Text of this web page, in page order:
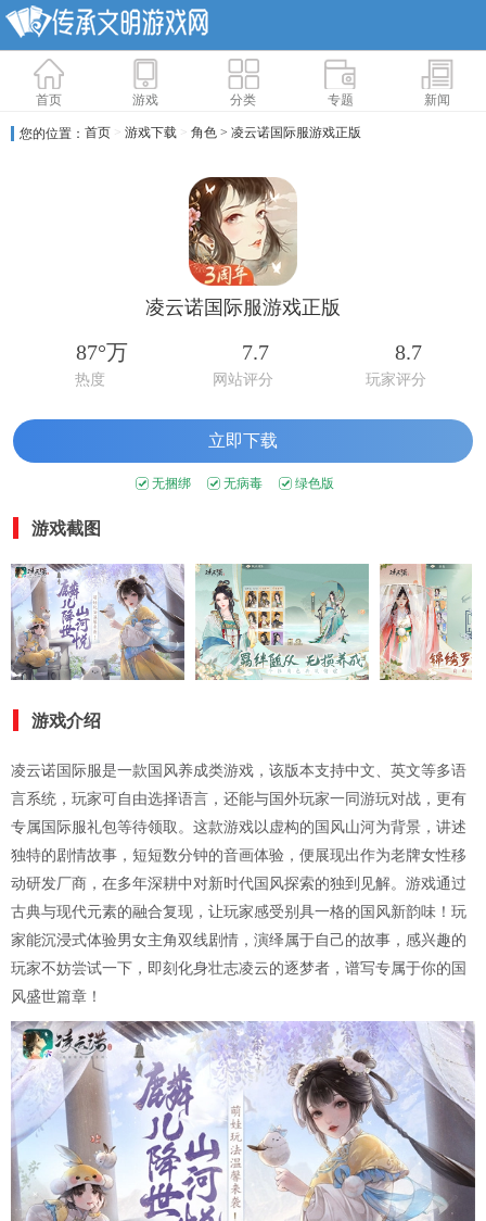
首页 游戏 分类 专题 新闻
您的位置： 首页 > 游戏下载 > 角色 > 凌云诺国际服游戏正版
凌云诺国际服游戏正版
87°万
热度
7.7
网站评分
8.7
玩家评分
立即下载
无捆绑 无病毒 绿色版
游戏截图
游戏介绍
凌云诺国际服是一款国风养成类游戏，该版本支持中文、英文等多语
言系统，玩家可自由选择语言，还能与国外玩家一同游玩对战，更有
专属国际服礼包等待领取。这款游戏以虚构的国风山河为背景，讲述
独特的剧情故事，短短数分钟的音画体验，便展现出作为老牌女性移
动研发厂商，在多年深耕中对新时代国风探索的独到见解。游戏通过
古典与现代元素的融合复现，让玩家感受别具一格的国风新韵味！玩
家能沉浸式体验男女主角双线剧情，演绎属于自己的故事，感兴趣的
玩家不妨尝试一下，即刻化身壮志凌云的逐梦者，谱写专属于你的国
风盛世篇章！